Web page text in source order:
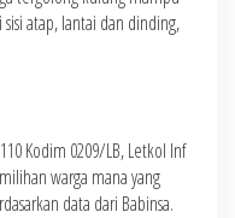
atap, lantai dan dinding,
Kodim 0209/LB, Letkol Inf
warga mana yang
data dari Babinsa.